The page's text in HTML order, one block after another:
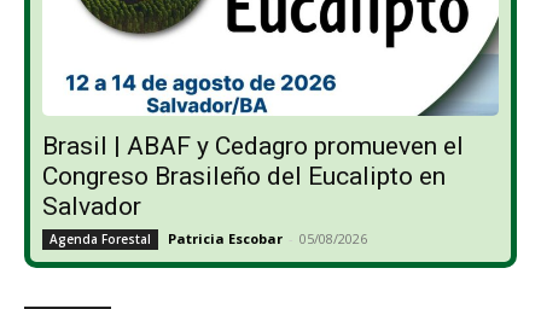
Brasil | ABAF y Cedagro promueven el
Congreso Brasileño del Eucalipto en
Salvador
Agenda Forestal Patricia Escobar - 05/08/2026